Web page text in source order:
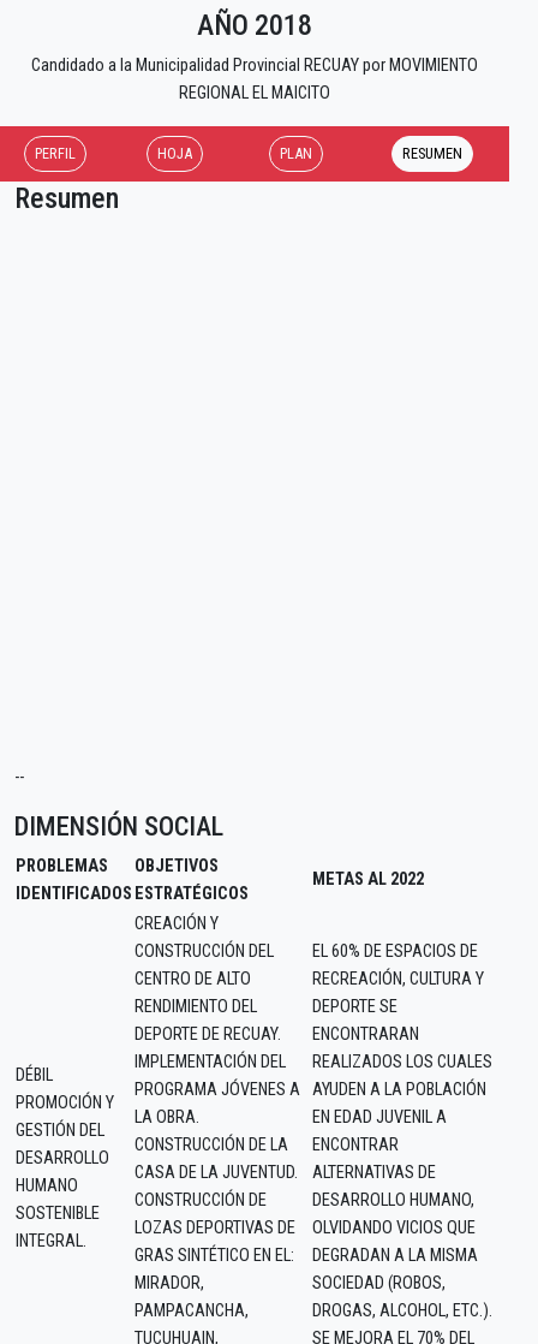
AÑO 2018
Candidado a la Municipalidad Provincial RECUAY por MOVIMIENTO
REGIONAL EL MAICITO
PERFIL HOJA PLAN RESUMEN
Resumen
--
DIMENSIÓN SOCIAL
PROBLEMAS
IDENTIFICADOS
OBJETIVOS
ESTRATÉGICOS
METAS AL 2022
DÉBIL
PROMOCIÓN Y
GESTIÓN DEL
DESARROLLO
HUMANO
SOSTENIBLE
INTEGRAL.
CREACIÓN Y
CONSTRUCCIÓN DEL
CENTRO DE ALTO
RENDIMIENTO DEL
DEPORTE DE RECUAY.
IMPLEMENTACIÓN DEL
PROGRAMA JÓVENES A
LA OBRA.
CONSTRUCCIÓN DE LA
CASA DE LA JUVENTUD.
CONSTRUCCIÓN DE
LOZAS DEPORTIVAS DE
GRAS SINTÉTICO EN EL:
MIRADOR,
PAMPACANCHA,
TUCUHUAIN,
EL 60% DE ESPACIOS DE
RECREACIÓN, CULTURA Y
DEPORTE SE
ENCONTRARAN
REALIZADOS LOS CUALES
AYUDEN A LA POBLACIÓN
EN EDAD JUVENIL A
ENCONTRAR
ALTERNATIVAS DE
DESARROLLO HUMANO,
OLVIDANDO VICIOS QUE
DEGRADAN A LA MISMA
SOCIEDAD (ROBOS,
DROGAS, ALCOHOL, ETC.).
SE MEJORA EL 70% DEL